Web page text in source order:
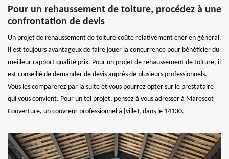
Pour un rehaussement de toiture, procédez à une
confrontation de devis
Un projet de rehaussement de toiture coûte relativement cher en général.
Il est toujours avantageux de faire jouer la concurrence pour bénéficier du
meilleur rapport qualité prix. Pour un projet de rehaussement de toiture, il
est conseillé de demander de devis auprès de plusieurs professionnels.
Vous les comparerez par la suite et vous pourrez opter sur le prestataire
qui vous convient. Pour un tel projet, pensez à vous adresser à Marescot
Couverture, un couvreur professionnel à {ville), dans le 14130.